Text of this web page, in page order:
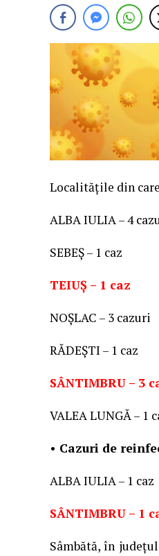
Localitățile din
ALBA IULIA – 4
SEBEȘ – 1 caz
TEIUȘ – 1 caz
NOȘLAC – 3 cazuri
RĂDEȘTI – 1 caz
SÂNTIMBRU – 3
VALEA LUNGĂ – 1
• Cazuri de
ALBA IULIA – 1 caz
SÂNTIMBRU – 1
Sâmbătă, în